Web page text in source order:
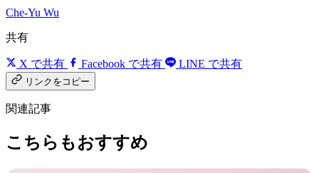
Che-Yu Wu
共有
X で共有 Facebook で共有 LINE で共有
リンクをコピー
関連記事
こちらもおすすめ